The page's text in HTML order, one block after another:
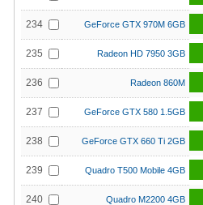
234 GeForce GTX 970M 6GB
235 Radeon HD 7950 3GB
236 Radeon 860M
237 GeForce GTX 580 1.5GB
238 GeForce GTX 660 Ti 2GB
239 Quadro T500 Mobile 4GB
240 Quadro M2200 4GB